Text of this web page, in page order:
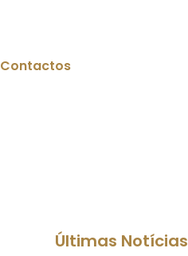
Contactos
Últimas Notícias